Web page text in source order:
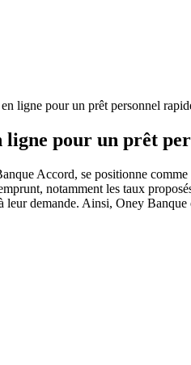
ligne pour un prêt personnel
ligne pour un prêt
Accord, se positionne
notamment les taux
leur demande. Ainsi, Oney